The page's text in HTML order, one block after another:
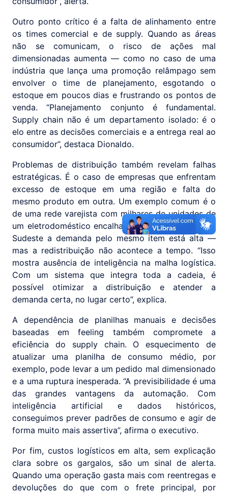
Outro ponto crítico é a falta de alinhamento entre
os times comercial e de supply. Quando as áreas
não se comunicam, o risco de ações mal
dimensionadas aumenta — como no caso de uma
indústria que lança uma promoção relâmpago sem
envolver o time de planejamento, esgotando o
estoque em poucos dias e frustrando os pontos de
venda. “Planejamento conjunto é fundamental.
Supply chain não é um departamento isolado: é o
elo entre as decisões comerciais e a entrega real ao
consumidor”, destaca Dionaldo.
Problemas de distribuição também revelam falhas
estratégicas. É o caso de empresas que enfrentam
excesso de estoque em uma região e falta do
mesmo produto em outra. Um exemplo comum é o
de uma rede varejista com milhares de unidades de
um eletrodoméstico encalhado no Sul, enquanto no
Sudeste a demanda pelo mesmo item está alta —
mas a redistribuição não acontece a tempo. “Isso
mostra ausência de inteligência na malha logística.
Com um sistema que integra toda a cadeia, é
possível otimizar a distribuição e atender a
demanda certa, no lugar certo”, explica.
A dependência de planilhas manuais e decisões
baseadas em feeling também compromete a
eficiência do supply chain. O esquecimento de
atualizar uma planilha de consumo médio, por
exemplo, pode levar a um pedido mal dimensionado
e a uma ruptura inesperada. “A previsibilidade é uma
das grandes vantagens da automação. Com
inteligência artificial e dados históricos,
conseguimos prever padrões de consumo e agir de
forma muito mais assertiva”, afirma o executivo.
Por fim, custos logísticos em alta, sem explicação
clara sobre os gargalos, são um sinal de alerta.
Quando uma operação gasta mais com reentregas e
devoluções do que com o frete principal, por